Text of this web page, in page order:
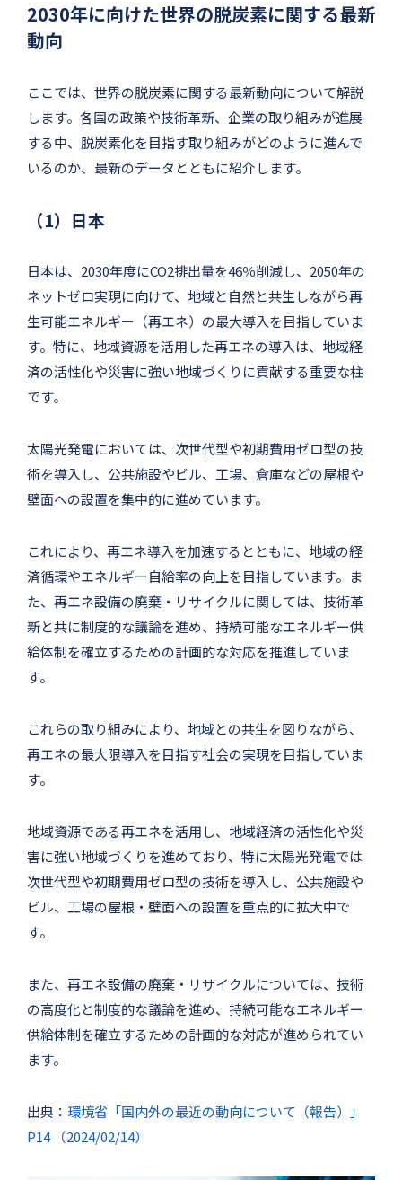
2030年に向けた世界の脱炭素に関する最新
動向
ここでは、世界の脱炭素に関する最新動向について解説
します。各国の政策や技術革新、企業の取り組みが進展
する中、脱炭素化を目指す取り組みがどのように進んで
いるのか、最新のデータとともに紹介します。
（1）日本
日本は、2030年度にCO2排出量を46％削減し、2050年の
ネットゼロ実現に向けて、地域と自然と共生しながら再
生可能エネルギー（再エネ）の最大導入を目指していま
す。特に、地域資源を活用した再エネの導入は、地域経
済の活性化や災害に強い地域づくりに貢献する重要な柱
です。
太陽光発電においては、次世代型や初期費用ゼロ型の技
術を導入し、公共施設やビル、工場、倉庫などの屋根や
壁面への設置を集中的に進めています。
これにより、再エネ導入を加速するとともに、地域の経
済循環やエネルギー自給率の向上を目指しています。ま
た、再エネ設備の廃棄・リサイクルに関しては、技術革
新と共に制度的な議論を進め、持続可能なエネルギー供
給体制を確立するための計画的な対応を推進していま
す。
これらの取り組みにより、地域との共生を図りながら、
再エネの最大限導入を目指す社会の実現を目指していま
す。
地域資源である再エネを活用し、地域経済の活性化や災
害に強い地域づくりを進めており、特に太陽光発電では
次世代型や初期費用ゼロ型の技術を導入し、公共施設や
ビル、工場の屋根・壁面への設置を重点的に拡大中で
す。
また、再エネ設備の廃棄・リサイクルについては、技術
の高度化と制度的な議論を進め、持続可能なエネルギー
供給体制を確立するための計画的な対応が進められてい
ます。
出典： 環境省「国内外の最近の動向について（報告）」
P14 （2024/02/14）